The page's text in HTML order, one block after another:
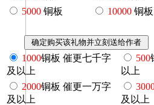
5000 铜板 10000 铜板
1000铜板 催更七千字
及以上
500
以上
2000铜板 催更一万字
及以上
及以上